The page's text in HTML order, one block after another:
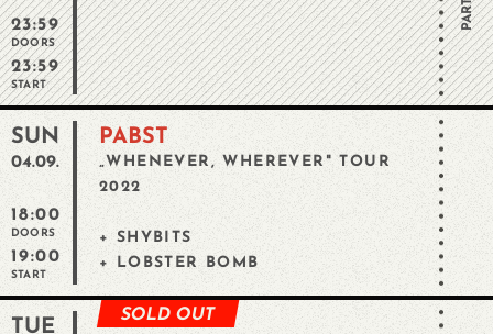
23:59
DOORS
23:59
START
PARTY
SUN
04.09.
18:00
DOORS
19:00
START
PABST
„WHENEVER, WHEREVER" TOUR
2022
+ SHYBITS
+ LOBSTER BOMB
TUE
SOLD OUT